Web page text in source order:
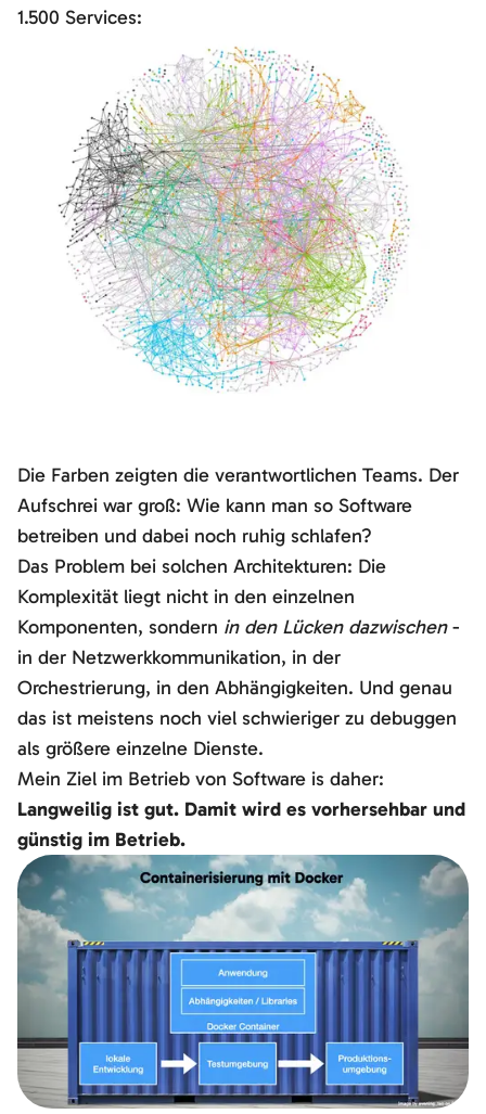
1.500 Services:
Die Farben zeigten die verantwortlichen Teams. Der
Aufschrei war groß: Wie kann man so Software
betreiben und dabei noch ruhig schlafen?
Das Problem bei solchen Architekturen: Die
Komplexität liegt nicht in den einzelnen
Komponenten, sondern in den Lücken dazwischen-
in der Netzwerkkommunikation, in der
Orchestrierung, in den Abhängigkeiten. Und genau
das ist meistens noch viel schwieriger zu debuggen
als größere einzelne Dienste.
Mein Ziel im Betrieb von Software is daher:
Langweilig ist gut. Damit wird es vorhersehbar und
günstig im Betrieb.